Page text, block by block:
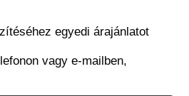
egyedi árajánlatot
vagy e-mailben,